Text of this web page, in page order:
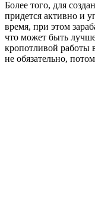
Более того, для
придется активно и
время, при этом
что может быть
кропотливой работы
не обязательно,